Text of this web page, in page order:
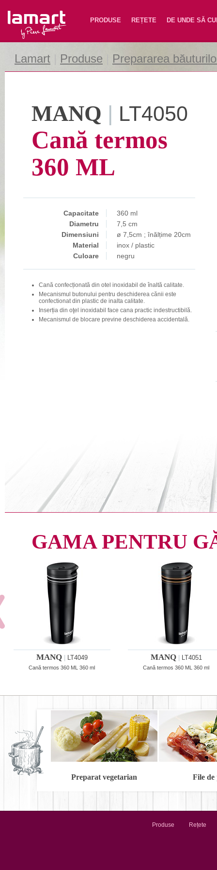
Lamart PRODUSE REȚETE DE UNDE SĂ
Lamart Produse Prepararea
MANQ | LT4050
Cană termos
360 ML
Capacitate
360 ml
Diametru
7,5 cm
Dimensiuni
ø 7,5cm ; înălțime 20cm
Material
inox / plastic
Culoare
negru
Cană confecționată din otel inoxidabil de înaltă calitate.
Mecanismul butonului pentru deschiderea cănii este
confectionat din plastic de inalta calitate.
Inserția din oţel inoxidabil face cana practic indestructibilă.
Mecanismul de blocare previne deschiderea accidentală.
GAMA PENTRU
MANQ LT4049
Cană termos 360 ML 360 ml
MANQ LT4051
Cană termos 360 ML 360 ml
Preparat vegetarian File de
Produse Rețete